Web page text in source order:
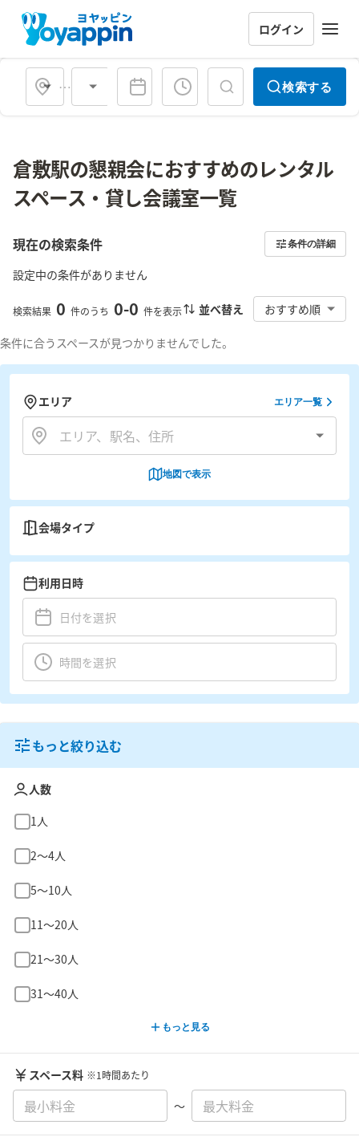
ログイン
会場タイプ 検索する
倉敷駅の懇親会におすすめのレンタル
スペース・貸し会議室一覧
現在の検索条件 条件の詳細
設定中の条件がありません
検索結果 0 件のうち 0-0 件を表示 並べ替え おすすめ順
条件に合うスペースが見つかりませんでした。
エリア エリア一覧
地図で表示
会場タイプ
利用日時
もっと絞り込む
人数
1人
2〜4人
5〜10人
11〜20人
21〜30人
31〜40人
もっと見る
スペース料 ※1時間あたり
〜